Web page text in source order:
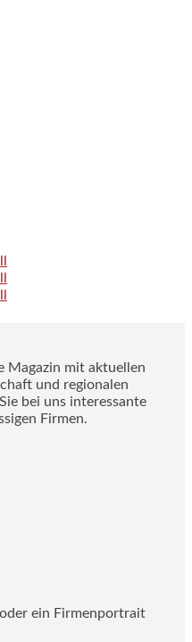
Magazin mit aktuellen
und regionalen
bei uns interessante
Firmen.
ein Firmenportrait